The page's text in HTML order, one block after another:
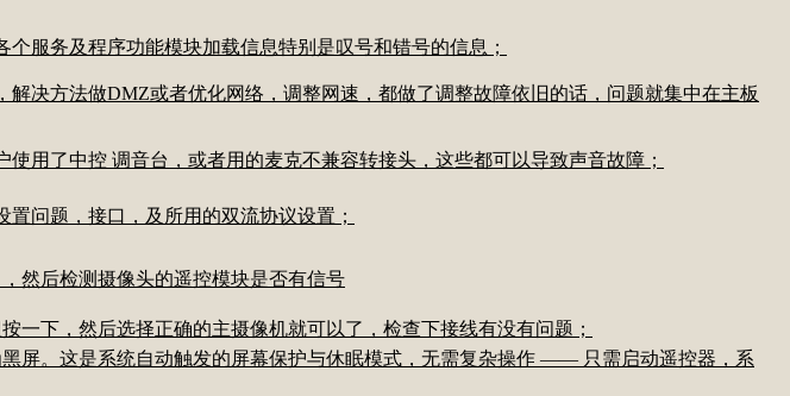
服务及程序功能模块加载信息特别是叹号和错号的信息；
决方法做DMZ或者优化网络，调整网速，都做了调整故障依旧的话，问题就集中在主板
用了中控 调音台，或者用的麦克不兼容转接头，这些都可以导致声音故障；
问题，接口，及所用的双流协议设置；
然后检测摄像头的遥控模块是否有信号
一下，然后选择正确的主摄像机就可以了，检查下接线有没有问题；
屏。这是系统自动触发的屏幕保护与休眠模式，无需复杂操作 —— 只需启动遥控器，系